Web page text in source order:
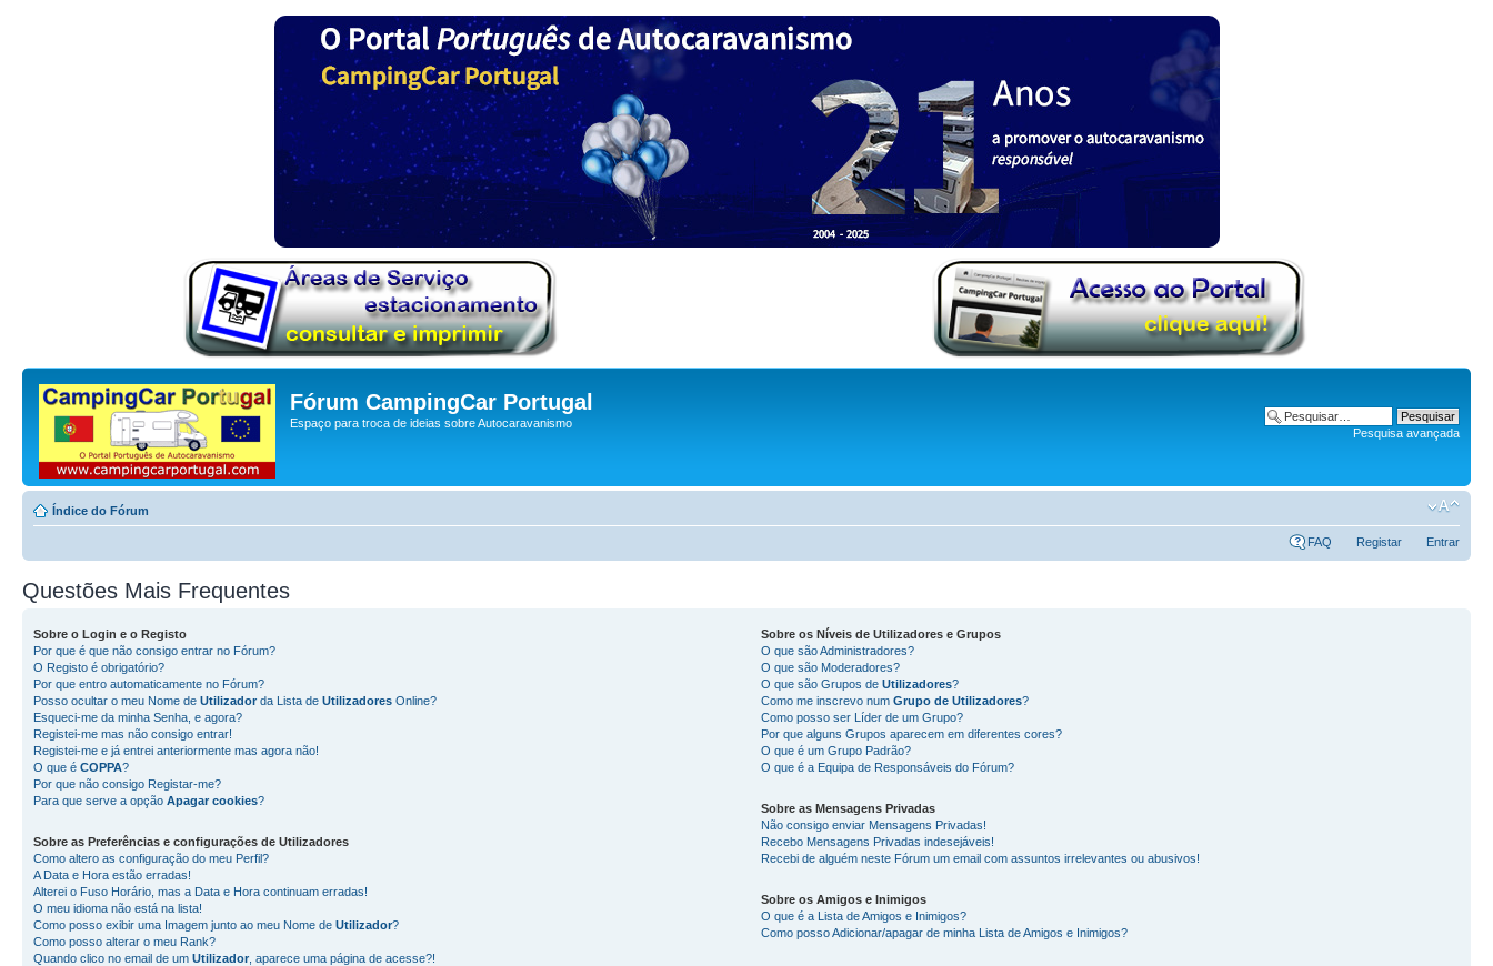
Fórum CampingCar Portugal
Espaço para troca de ideias sobre Autocaravanismo
Pesquisa avançada
Índice do Fórum
FAQ Registar Entrar
Questões Mais Frequentes
Sobre o Login e o Registo
Por que é que não consigo entrar no Fórum?
O Registo é obrigatório?
Por que entro automaticamente no Fórum?
Posso ocultar o meu Nome de Utilizador da Lista de Utilizadores Online?
Esqueci-me da minha Senha, e agora?
Registei-me mas não consigo entrar!
Registei-me e já entrei anteriormente mas agora não!
O que é COPPA?
Por que não consigo Registar-me?
Para que serve a opção Apagar cookies?
Sobre as Preferências e configurações de Utilizadores
Como altero as configuração do meu Perfil?
A Data e Hora estão erradas!
Alterei o Fuso Horário, mas a Data e Hora continuam erradas!
O meu idioma não está na lista!
Como posso exibir uma Imagem junto ao meu Nome de Utilizador?
Como posso alterar o meu Rank?
Quando clico no email de um Utilizador , aparece uma página de acesse?!
Sobre os Níveis de Utilizadorese Grupos
O que são Administradores?
O que são Moderadores?
O que são Grupos de Utilizadores?
Como me inscrevo num Grupo de Utilizadores?
Como posso ser Líder de um Grupo?
Por que alguns Grupos aparecem em diferentes cores?
O que é um Grupo Padrão?
O que é a Equipa de Responsáveis do Fórum?
Sobre as Mensagens Privadas
Não consigo enviar Mensagens Privadas!
Recebo Mensagens Privadas indesejáveis!
Recebi de alguém neste Fórum um email com assuntos irrelevantes ou abusivos!
Sobre os Amigose Inimigos
O que é a Lista de Amigos e Inimigos?
Como posso Adicionar/apagar de minha Lista de Amigos e Inimigos?